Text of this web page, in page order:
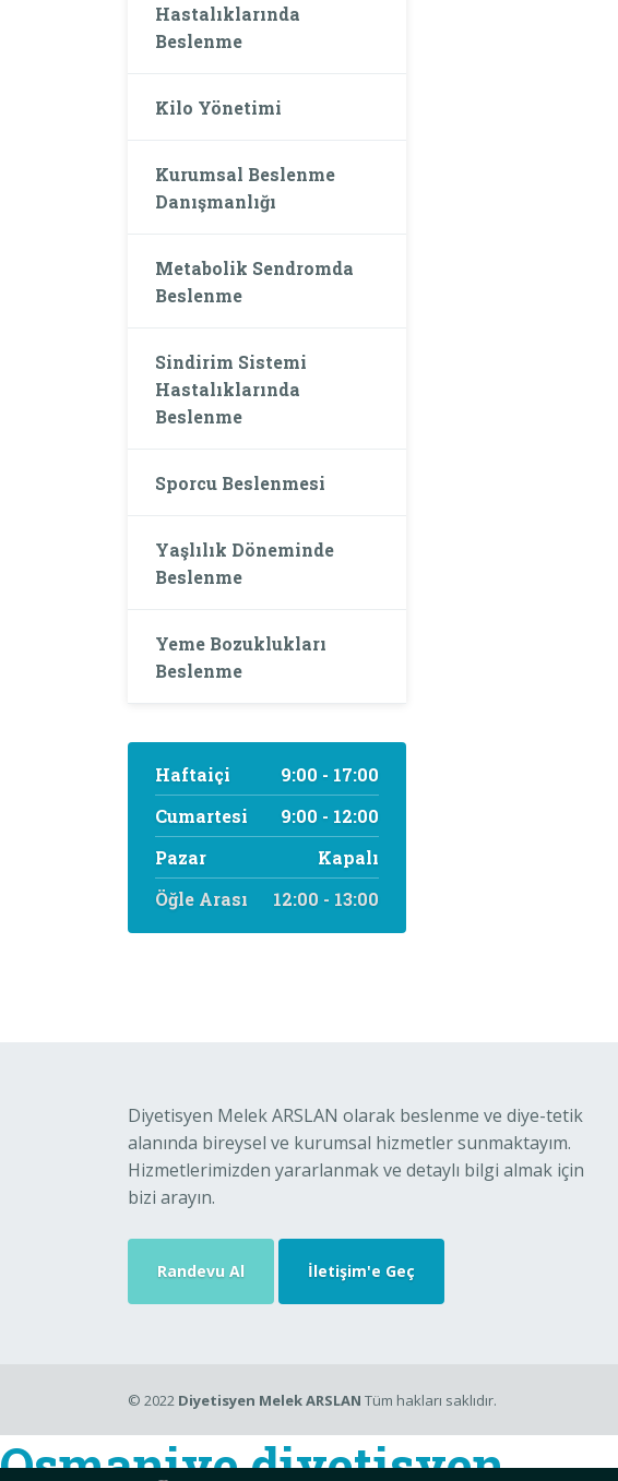
Hastalıklarında
Beslenme
Kilo Yönetimi
Kurumsal Beslenme
Danışmanlığı
Metabolik Sendromda
Beslenme
Sindirim Sistemi
Hastalıklarında
Beslenme
Sporcu Beslenmesi
Yaşlılık Döneminde
Beslenme
Yeme Bozuklukları
Beslenme
Haftaiçi
9:00 - 17:00
Cumartesi
9:00 - 12:00
Pazar
Kapalı
Öğle Arası
12:00 - 13:00
Diyetisyen Melek ARSLAN olarak beslenme ve diye-tetik
alanında bireysel ve kurumsal hizmetler sunmaktayım.
Hizmetlerimizden yararlanmak ve detaylı bilgi almak için
bizi arayın.
Randevu Al İletişim'e Geç
© 2022 Diyetisyen Melek ARSLAN Tüm hakları saklıdır.
Osmaniye diyetisyen